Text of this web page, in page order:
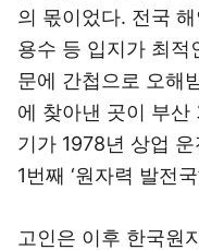
의 몫이었다. 전국
용수 등 입지가 최적
문에 간첩으로 오해
에 찾아낸 곳이 부산
기가 1978년 상업
1번째 ‘원자력 발전
고인은 이후 한국원